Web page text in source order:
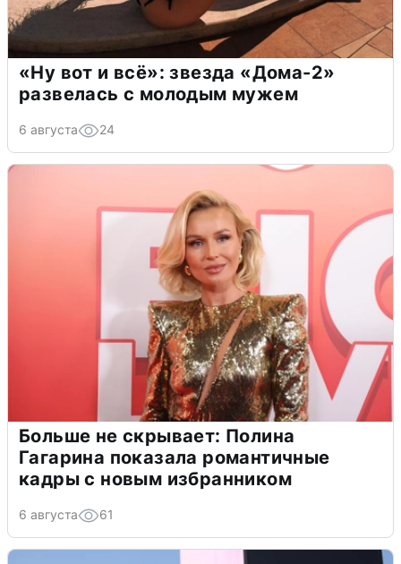
«Ну вот и всё»: звезда «Дома-2»
развелась с молодым мужем
6 августа 24
Больше не скрывает: Полина
Гагарина показала романтичные
кадры с новым избранником
6 августа 61